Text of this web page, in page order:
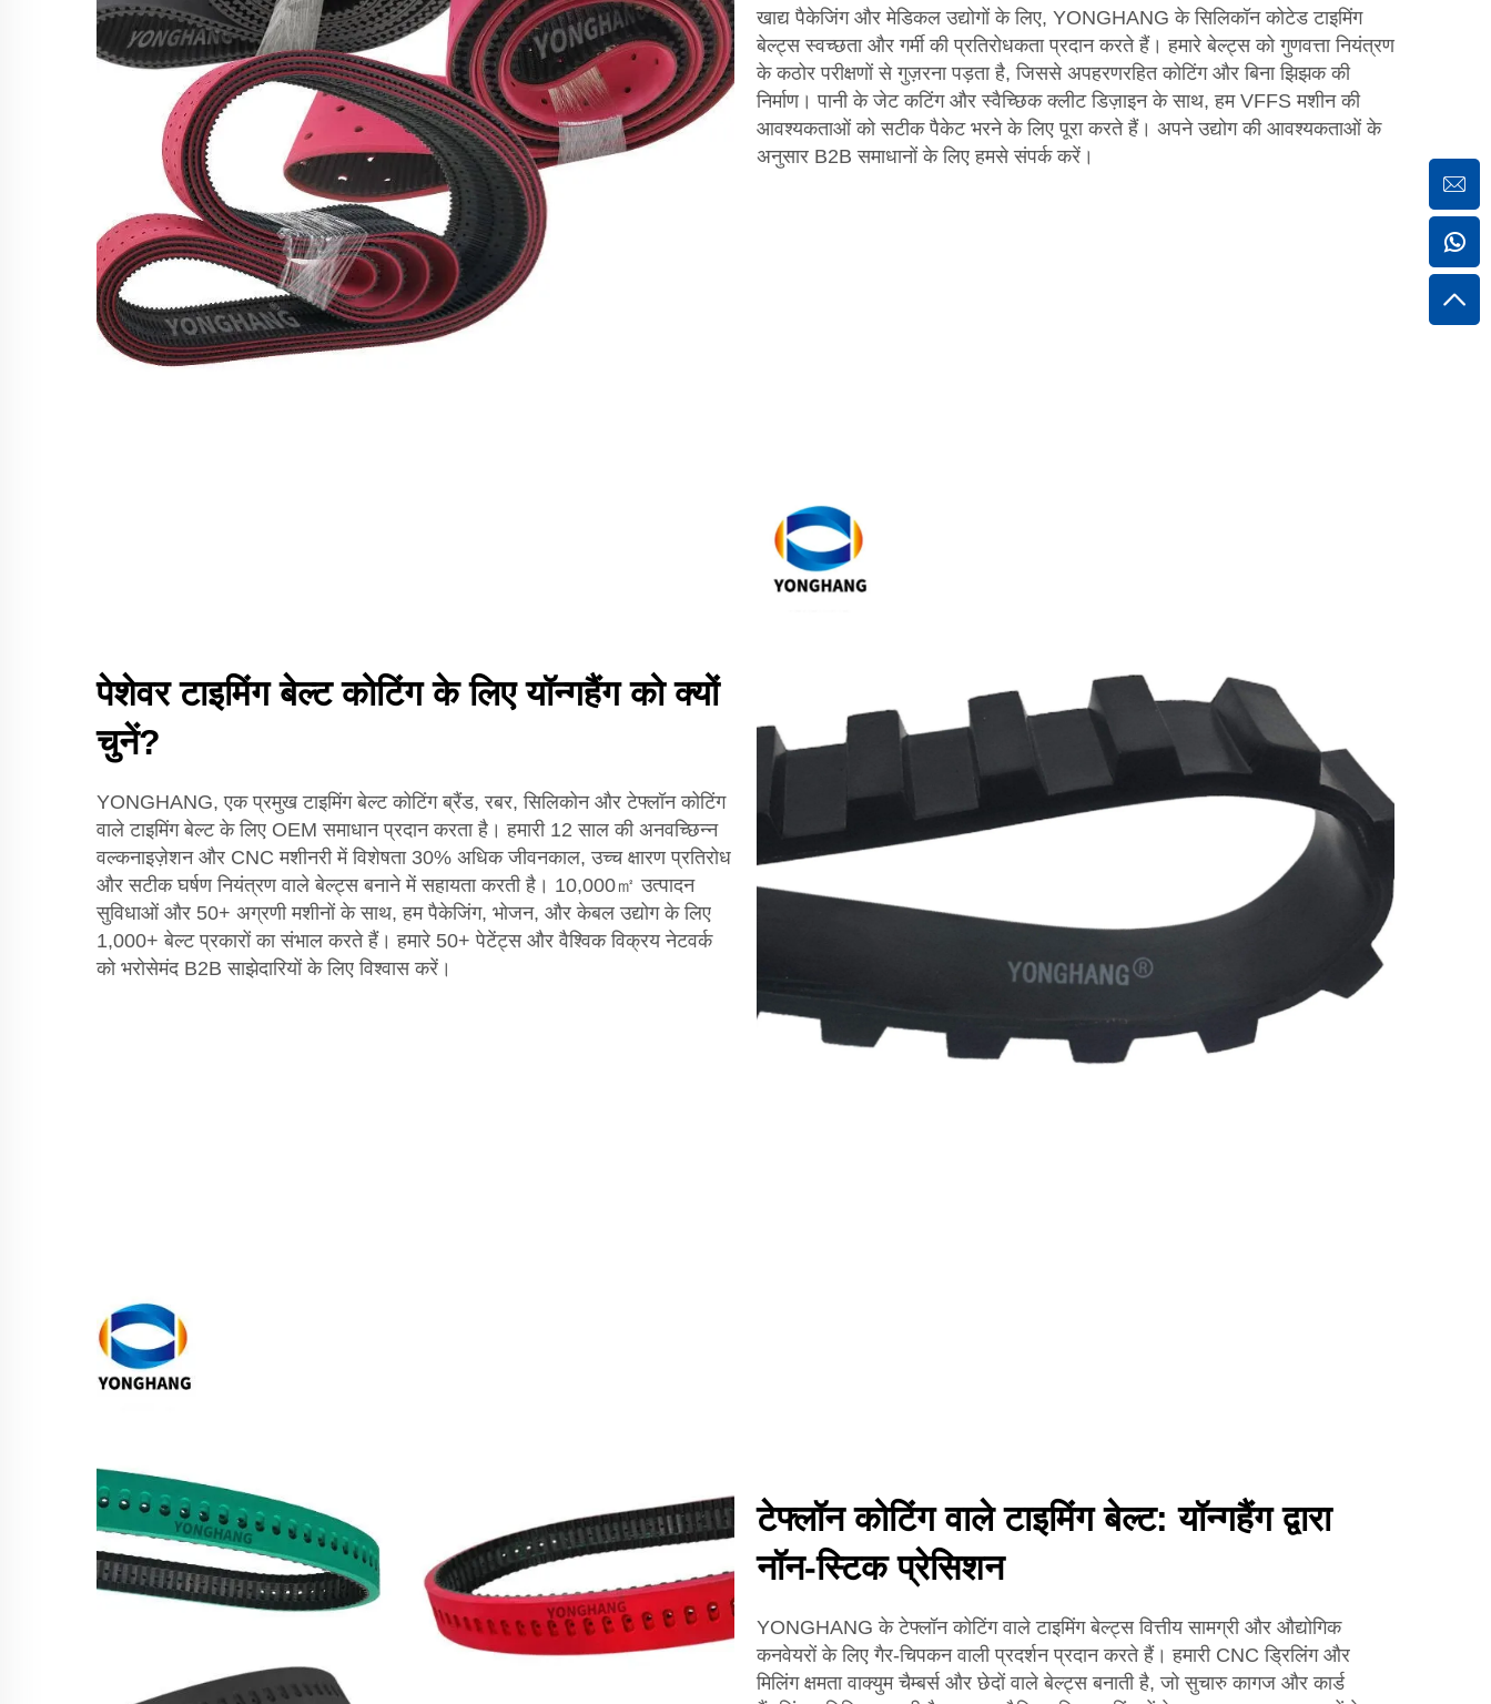
खाद्य पैकेजिंग और मेडिकल उद्योगों के लिए, YONGHANG के सिलिकॉन कोटेड टाइमिंग
बेल्ट्स स्वच्छता और गर्मी की प्रतिरोधकता प्रदान करते हैं। हमारे बेल्ट्स को गुणवत्ता नियंत्रण
के कठोर परीक्षणों से गुज़रना पड़ता है, जिससे अपहरणरहित कोटिंग और बिना झिझक की
निर्माण। पानी के जेट कटिंग और स्वैच्छिक क्लीट डिज़ाइन के साथ, हम VFFS मशीन की
आवश्यकताओं को सटीक पैकेट भरने के लिए पूरा करते हैं। अपने उद्योग की आवश्यकताओं के
अनुसार B2B समाधानों के लिए हमसे संपर्क करें।
पेशेवर टाइमिंग बेल्ट कोटिंग के लिए यॉन्गहैंग को क्यों
चुनें?
YONGHANG, एक प्रमुख टाइमिंग बेल्ट कोटिंग ब्रैंड, रबर, सिलिकोन और टेफ्लॉन कोटिंग
वाले टाइमिंग बेल्ट के लिए OEM समाधान प्रदान करता है। हमारी 12 साल की अनवच्छिन्न
वल्कनाइज़ेशन और CNC मशीनरी में विशेषता 30% अधिक जीवनकाल, उच्च क्षारण प्रतिरोध
और सटीक घर्षण नियंत्रण वाले बेल्ट्स बनाने में सहायता करती है। 10,000㎡ उत्पादन
सुविधाओं और 50+ अग्रणी मशीनों के साथ, हम पैकेजिंग, भोजन, और केबल उद्योग के लिए
1,000+ बेल्ट प्रकारों का संभाल करते हैं। हमारे 50+ पेटेंट्स और वैश्विक विक्रय नेटवर्क
को भरोसेमंद B2B साझेदारियों के लिए विश्वास करें।
टेफ्लॉन कोटिंग वाले टाइमिंग बेल्ट: यॉन्गहैंग द्वारा
नॉन-स्टिक प्रेसिशन
YONGHANG के टेफ्लॉन कोटिंग वाले टाइमिंग बेल्ट्स वित्तीय सामग्री और औद्योगिक
कनवेयरों के लिए गैर-चिपकन वाली प्रदर्शन प्रदान करते हैं। हमारी CNC ड्रिलिंग और
मिलिंग क्षमता वाक्युम चैम्बर्स और छेदों वाले बेल्ट्स बनाती है, जो सुचारु कागज और कार्ड